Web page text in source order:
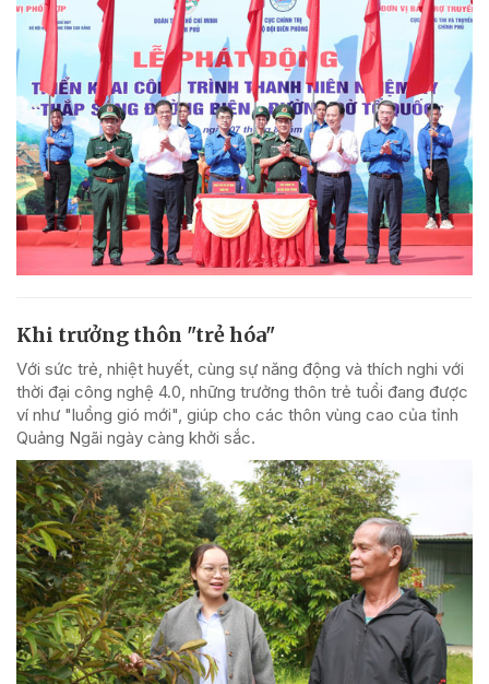
Khi trưởng thôn "trẻ hóa"
Với sức trẻ, nhiệt huyết, cùng sự năng động và thích nghi với
thời đại công nghệ 4.0, những trưởng thôn trẻ tuổi đang được
ví như "luồng gió mới", giúp cho các thôn vùng cao của tỉnh
Quảng Ngãi ngày càng khởi sắc.